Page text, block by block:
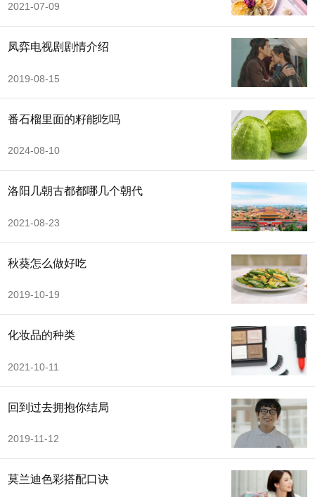
2021-07-09
凤弈电视剧剧情介绍
2019-08-15
番石榴里面的籽能吃吗
2024-08-10
洛阳几朝古都都哪几个朝代
2021-08-23
秋葵怎么做好吃
2019-10-19
化妆品的种类
2021-10-11
回到过去拥抱你结局
2019-11-12
莫兰迪色彩搭配口诀